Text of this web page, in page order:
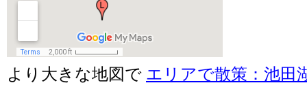
より大きな地図で エリアで散策：池田